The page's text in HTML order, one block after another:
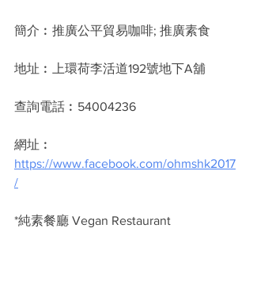
簡介︰推廣公平貿易咖啡; 推廣素食
地址︰上環荷李活道192號地下A舖
查詢電話︰54004236
網址︰
https://www.facebook.com/ohmshk2017
/
*純素餐廳 Vegan Restaurant